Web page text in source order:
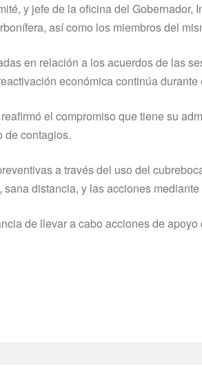
y jefe de la oficina del Gobernador,
así como los miembros del
en relación a los acuerdos de las
económica continúa durante
el compromiso que tiene su
de contagios.
a través del uso del
distancia, y las acciones
de llevar a cabo acciones de